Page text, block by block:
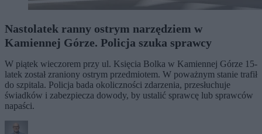
Nastolatek ranny ostrym narzędziem w
Kamiennej Górze. Policja szuka sprawcy
W piątek wieczorem przy ul. Księcia Bolka w Kamiennej Górze 15-
latek został zraniony ostrym przedmiotem. W poważnym stanie trafił
do szpitala. Policja bada okoliczności zdarzenia, przesłuchuje
świadków i zabezpiecza dowody, by ustalić sprawcę lub sprawców
napaści.